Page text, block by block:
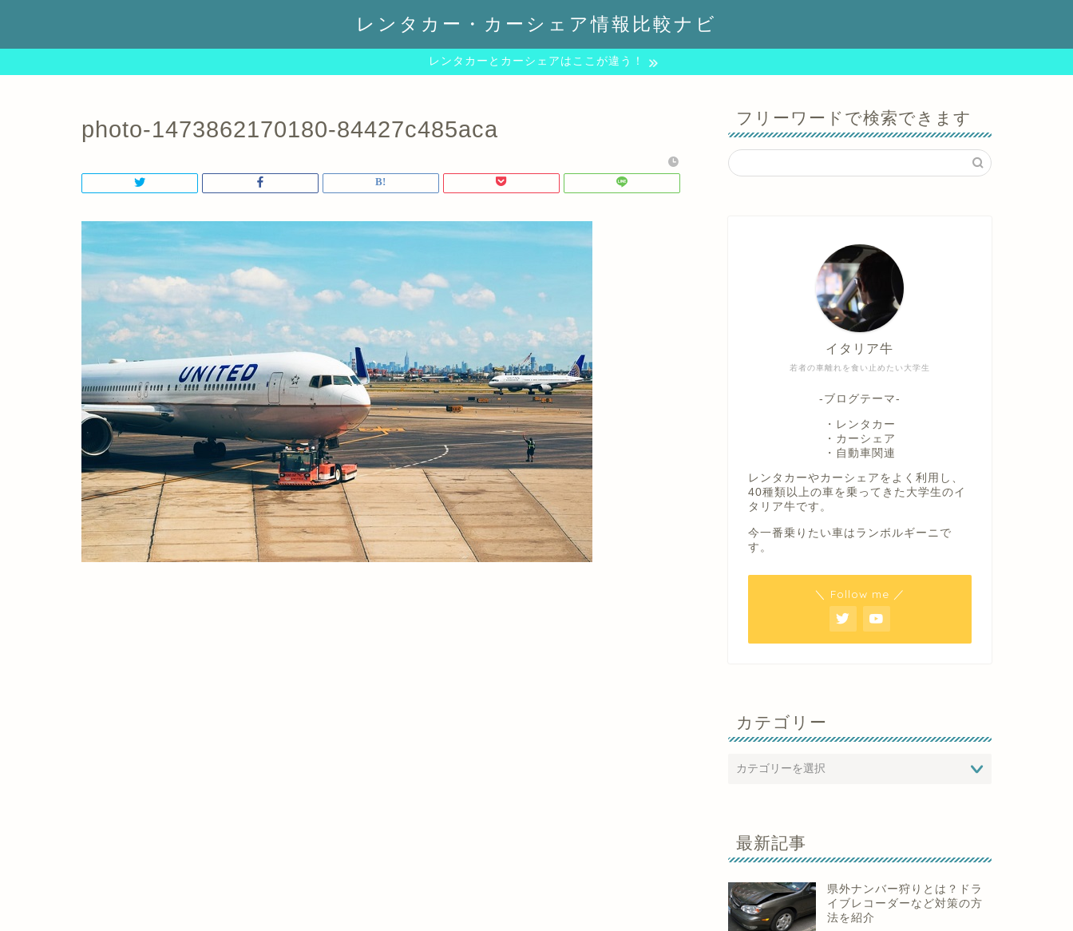
レンタカー・カーシェア情報比較ナビ
レンタカーとカーシェアはここが違う！
photo-1473862170180-84427c485aca フリーワードで検索できます
若者の車離れを食い止めたい大学生
イタリア牛
-ブログテーマ-
・レンタカー
・カーシェア
・自動車関連
レンタカーやカーシェアをよく利用し、
40種類以上の車を乗ってきた大学生のイ
タリア牛です。
今一番乗りたい車はランボルギーニで
す。
＼ Follow me ／
カテゴリー
最新記事
県外ナンバー狩りとは？ドラ
イブレコーダーなど対策の方
法を紹介